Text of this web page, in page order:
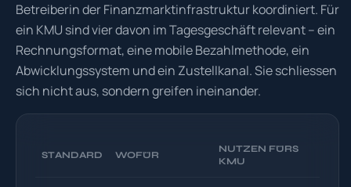
Betreiberin der Finanzmarktinfrastruktur koordiniert. Für
ein KMU sind vier davon im Tagesgeschäft relevant – ein
Rechnungsformat, eine mobile Bezahlmethode, ein
Abwicklungssystem und ein Zustellkanal. Sie schliessen
sich nicht aus, sondern greifen ineinander.
STANDARD WOFÜR
NUTZEN FÜRS
KMU